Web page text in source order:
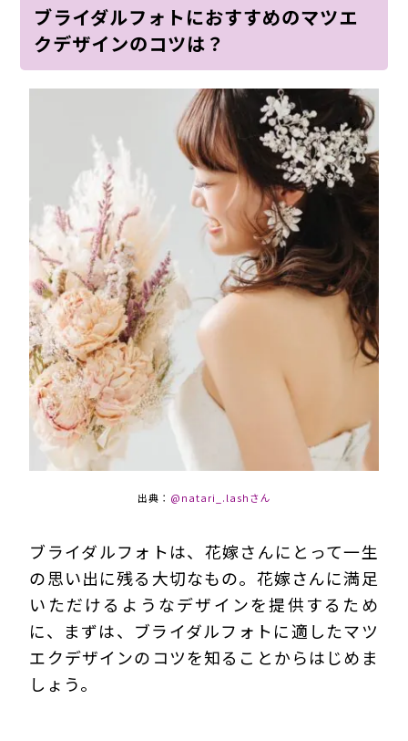
ブライダルフォトにおすすめのマツエ
クデザインのコツは？
出典： @natari_.lashさん
ブライダルフォトは、花嫁さんにとって一生
の思い出に残る大切なもの。花嫁さんに満足
いただけるようなデザインを提供するため
に、まずは、ブライダルフォトに適したマツ
エクデザインのコツを知ることからはじめま
しょう。